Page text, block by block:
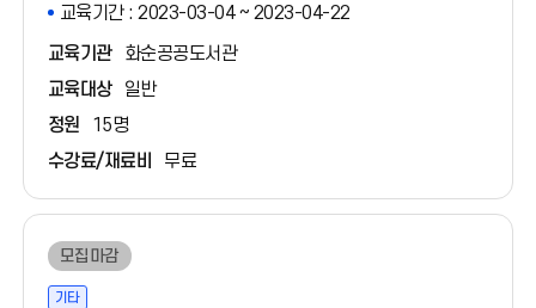
교육기간 : 2023-03-04 ~ 2023-04-22
교육기관
화순공공도서관
교육대상
일반
정원
15명
수강료/재료비
무료
모집마감
기타